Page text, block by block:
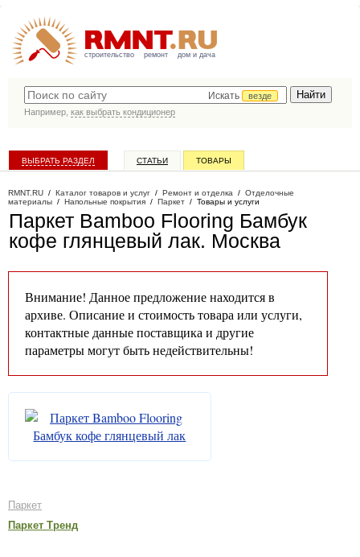
строительство ремонт дом и дача
Искать
везде
Например, как выбрать кондиционер
ВЫБРАТЬ РАЗДЕЛ СТАТЬИ ТОВАРЫ
RMNT.RU / Каталог товаров и услуг / Ремонт и отделка / Отделочные
материалы / Напольные покрытия / Паркет / Товары и услуги
Паркет Bamboo Flooring Бамбук
кофе глянцевый лак. Москва
Внимание! Данное предложение находится в
архиве. Описание и стоимость товара или услуги,
контактные данные поставщика и другие
параметры могут быть недействительны!
Паркет
Паркет Тренд